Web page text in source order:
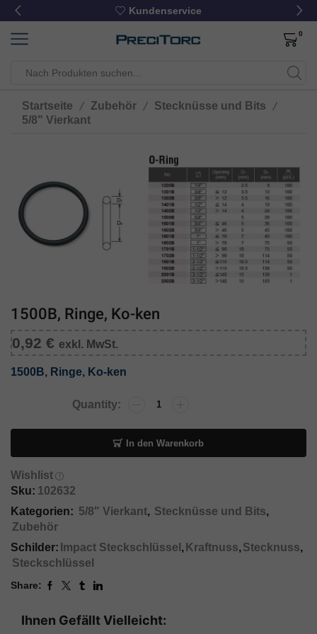
Kundenservice
0
Startseite / Zubehör / Stecknüsse und Bits /
5/8" Vierkant
1500B, Ringe, Ko-ken
0,92 € exkl. MwSt.
1500B, Ringe, Ko-ken
In den Warenkorb
Wishlist
Sku: 102632
Kategorien: 5/8" Vierkant, Stecknüsse und Bits,
Zubehör
Schilder: Impact Steckschlüssel , Kraftnuss,Stecknuss,
Steckschlüssel
Share:
Ihnen Gefällt Vielleicht: